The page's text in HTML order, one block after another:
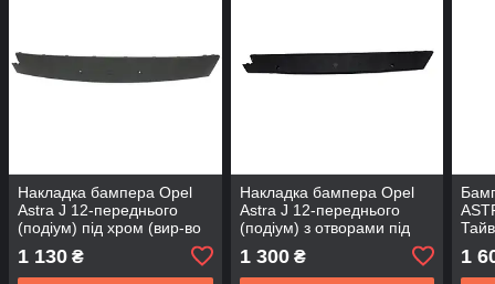
Накладка бампера Opel
Astra J 12-переднього
(подіум) під хром (вир-во
1 130 ₴
Накладка бампера Opel
Astra J 12-переднього
(подіум) з отворами під
Тайвань)
1 300₴ 1